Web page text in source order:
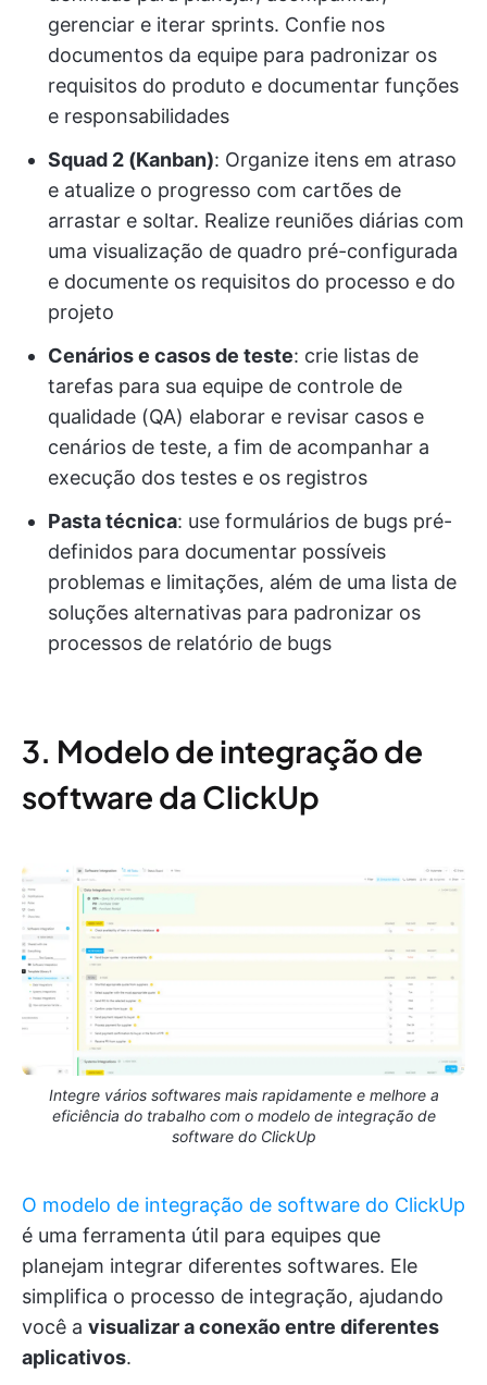
gerenciar e iterar sprints. Confie nos
documentos da equipe para padronizar os
requisitos do produto e documentar funções
e responsabilidades
Squad 2 (Kanban): Organize itens em atraso
e atualize o progresso com cartões de
arrastar e soltar. Realize reuniões diárias com
uma visualização de quadro pré-configurada
e documente os requisitos do processo e do
projeto
Cenários e casos de teste: crie listas de
tarefas para sua equipe de controle de
qualidade (QA) elaborar e revisar casos e
cenários de teste, a fim de acompanhar a
execução dos testes e os registros
Pasta técnica: use formulários de bugs pré-
definidos para documentar possíveis
problemas e limitações, além de uma lista de
soluções alternativas para padronizar os
processos de relatório de bugs
3. Modelo de integração de
software da ClickUp
Integre vários softwares mais rapidamente e melhore a
eficiência do trabalho com o modelo de integração de
software do ClickUp
O modelo de integração de software do ClickUp
é uma ferramenta útil para equipes que
planejam integrar diferentes softwares. Ele
simplifica o processo de integração, ajudando
você a visualizar a conexão entre diferentes
aplicativos.